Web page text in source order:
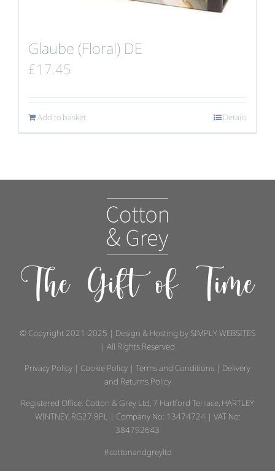
Glaube (Floral) DE
£17.45
Add to basket Details
The Gift of Time
© Copyright 2021-2025 | Design & Hosting by SIMPLY WEBSITES
| All Rights Reserved
Privacy Policy | Cookie Policy | Terms and Conditions | Delivery
and Returns Policy
Registered Office: Cotton & Grey Ltd, 7 Hartford Terrace, HARTLEY
WINTNEY, RG27 8PL | Company No: 13474724 | VAT No:
384792643
#cottonandgreyltd